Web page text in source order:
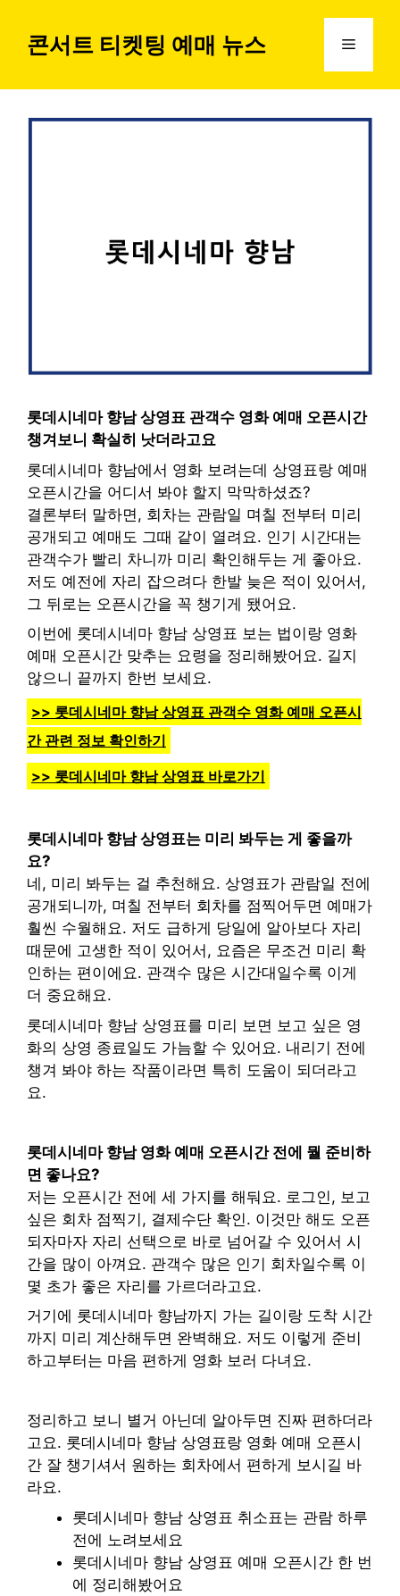
콘서트 티켓팅 예매 뉴스 메
롯데시네마 향남 상영표 관객수 영화 예매 오픈시간
챙겨보니 확실히 낫더라고요
롯데시네마 향남에서 영화 보려는데 상영표랑 예매
오픈시간을 어디서 봐야 할지 막막하셨죠?
결론부터 말하면, 회차는 관람일 며칠 전부터 미리
공개되고 예매도 그때 같이 열려요. 인기 시간대는
관객수가 빨리 차니까 미리 확인해두는 게 좋아요.
저도 예전에 자리 잡으려다 한발 늦은 적이 있어서,
그 뒤로는 오픈시간을 꼭 챙기게 됐어요.
이번에 롯데시네마 향남 상영표 보는 법이랑 영화
예매 오픈시간 맞추는 요령을 정리해봤어요. 길지
않으니 끝까지 한번 보세요.
>> 롯데시네마 향남 상영표 관객수 영화 예매 오픈시
간 관련 정보 확인하기
>> 롯데시네마 향남 상영표 바로가기
롯데시네마 향남 상영표는 미리 봐두는 게 좋을까
요?
네, 미리 봐두는 걸 추천해요. 상영표가 관람일 전에
공개되니까, 며칠 전부터 회차를 점찍어두면 예매가
훨씬 수월해요. 저도 급하게 당일에 알아보다 자리
때문에 고생한 적이 있어서, 요즘은 무조건 미리 확
인하는 편이에요. 관객수 많은 시간대일수록 이게
더 중요해요.
롯데시네마 향남 상영표를 미리 보면 보고 싶은 영
화의 상영 종료일도 가늠할 수 있어요. 내리기 전에
챙겨 봐야 하는 작품이라면 특히 도움이 되더라고
요.
롯데시네마 향남 영화 예매 오픈시간 전에 뭘 준비하
면 좋나요?
저는 오픈시간 전에 세 가지를 해둬요. 로그인, 보고
싶은 회차 점찍기, 결제수단 확인. 이것만 해도 오픈
되자마자 자리 선택으로 바로 넘어갈 수 있어서 시
간을 많이 아껴요. 관객수 많은 인기 회차일수록 이
몇 초가 좋은 자리를 가르더라고요.
거기에 롯데시네마 향남까지 가는 길이랑 도착 시간
까지 미리 계산해두면 완벽해요. 저도 이렇게 준비
하고부터는 마음 편하게 영화 보러 다녀요.
정리하고 보니 별거 아닌데 알아두면 진짜 편하더라
고요. 롯데시네마 향남 상영표랑 영화 예매 오픈시
간 잘 챙기셔서 원하는 회차에서 편하게 보시길 바
라요.
롯데시네마 향남 상영표 취소표는 관람 하루
전에 노려보세요
롯데시네마 향남 상영표 예매 오픈시간 한 번
에 정리해봤어요